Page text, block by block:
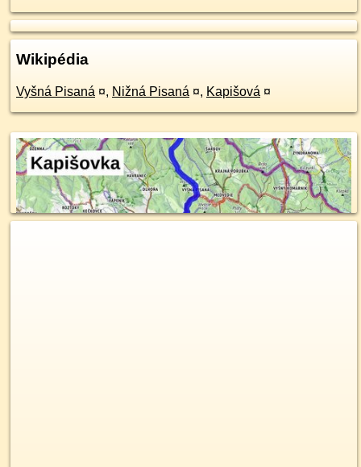
Wikipédia
Vyšná Pisaná ¤, Nižná Pisaná ¤, Kapišová ¤